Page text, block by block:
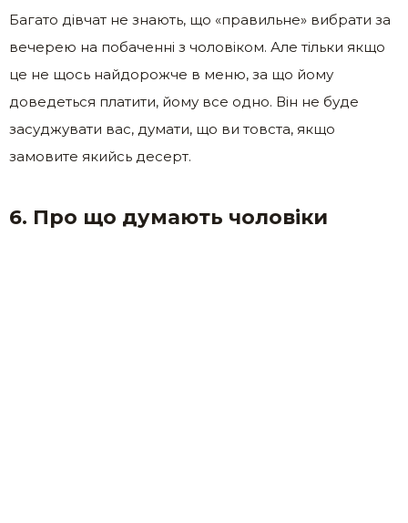
Багато дівчат не знають, що «правильне» вибрати за
вечерею на побаченні з чоловіком. Але тільки якщо
це не щось найдорожче в меню, за що йому
доведеться платити, йому все одно. Він не буде
засуджувати вас, думати, що ви товста, якщо
замовите якийсь десерт.
6. Про що думають чоловіки